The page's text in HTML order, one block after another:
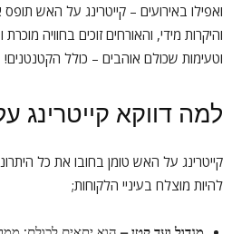
ואפילו באירועים – קייטרינג על האש
והיקרות מידי, והאורחים זוכים בחוויה
וטעימות שכולם אוהבים – כולל הקטנטנים!
למה דווקא קייטרינג
קייטרינג על האש טומן בחובו את כל
להיות מוצלח בעיניי הלקוחות;